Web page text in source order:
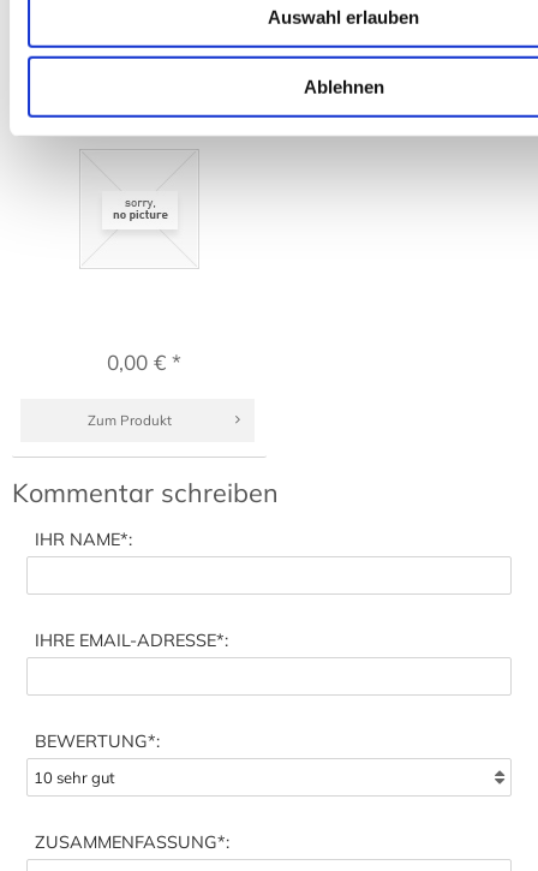
Auswahl erlauben
Ablehnen
Zum Produkt
0,00 € *
Zum Produkt
Kommentar schreiben
IHR NAME*:
IHRE EMAIL-ADRESSE*:
BEWERTUNG*:
ZUSAMMENFASSUNG*: